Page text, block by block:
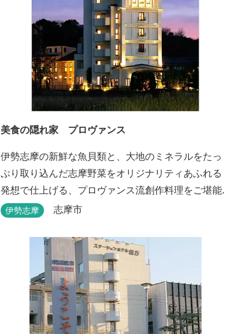
美食の隠れ家 プロヴァンス
伊勢志摩の新鮮な魚貝類と、大地のミネラルをたっ
ぷり取り込んだ志摩野菜をオリジナリティあふれる
発想で仕上げる、プロヴァンス流創作料理をご堪能
いただけます。 館内では本格的な天体観測を日数限
ジュがご案内いたします。
伊勢志摩 志摩市